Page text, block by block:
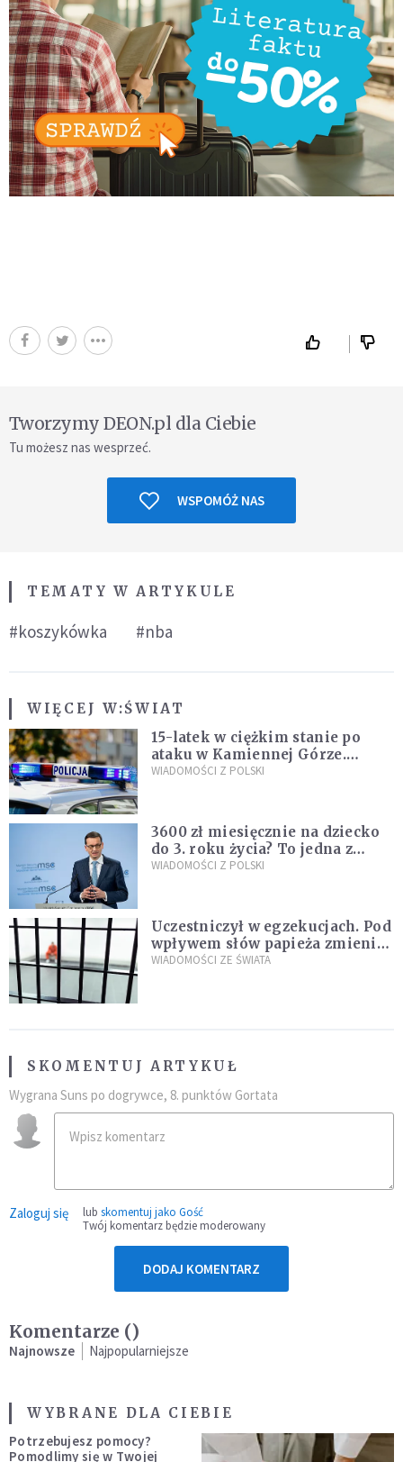
Tworzymy DEON.pl dla Ciebie
Tu możesz nas wesprzeć.
WSPOMÓŻ NAS
TEMATY W ARTYKULE
#koszykówka #nba
WIĘCEJ W:ŚWIAT
15-latek w ciężkim stanie po
ataku w Kamiennej Górze.
Policja zatrzymała dwóch
WIADOMOŚCI Z POLSKI
3600 zł miesięcznie na dziecko
do 3. roku życia? To jedna z
propozycji programu "Rozwój
WIADOMOŚCI Z POLSKI
Uczestniczył w egzekucjach. Pod
wpływem słów papieża zmienił
zdanie
WIADOMOŚCI ZE ŚWIATA
SKOMENTUJ ARTYKUŁ
Wygrana Suns po dogrywce, 8. punktów Gortata
Zaloguj się lub skomentuj jako Gość
Twój komentarz będzie moderowany
DODAJ KOMENTARZ
Komentarze ()
Najnowsze Najpopularniejsze
WYBRANE DLA CIEBIE
Potrzebujesz pomocy?
Pomodlimy się w Twojej